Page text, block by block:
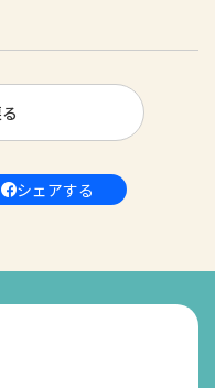
シェアする